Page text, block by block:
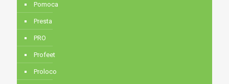
Pomoca
Presta
PRO
Profeet
Proloco